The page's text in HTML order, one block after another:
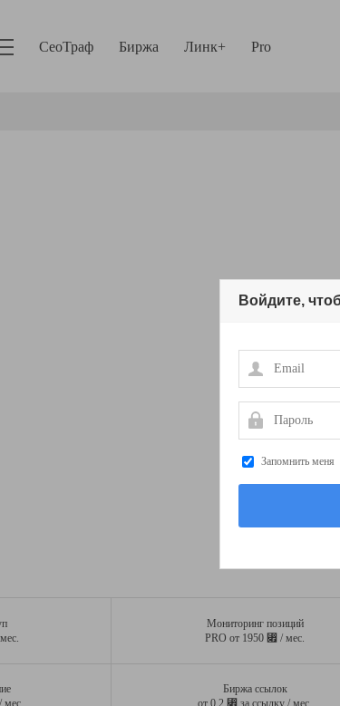
СеоТраф Биржа Линк+ Pro
Мониторинг позиций
PRO от 1950 ⃏ / мес.
мес.
Биржа ссылок
от 0,2 ⃏ за ссылку / мес.
Войдите,
Email
Пароль
Запомнить меня